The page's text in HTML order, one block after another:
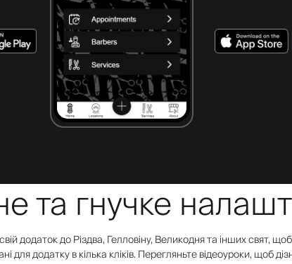
та гнучке
додаток до Різдва, Гелловіну, Великодня та інших свят,
для додатку в кілька кліків. Перегляньте відеоуроки, щоб